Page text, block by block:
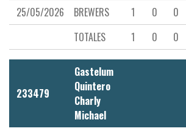
25/05/2026 BREWERS 1 0 0
TOTALES
1 0 0
233479
Gastelum
Quintero
Charly
Michael